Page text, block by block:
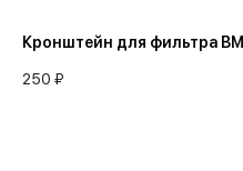
Кронштейн для фильтра ВМ
250 ₽